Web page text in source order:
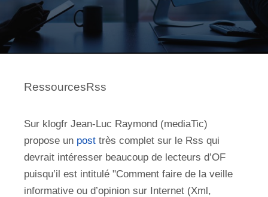
RessourcesRss
Sur klogfr Jean-Luc Raymond (mediaTic)
propose un post très complet sur le Rss qui
devrait intéresser beaucoup de lecteurs d’OF
puisqu’il est intitulé "Comment faire de la veille
informative ou d’opinion sur Internet (Xml,